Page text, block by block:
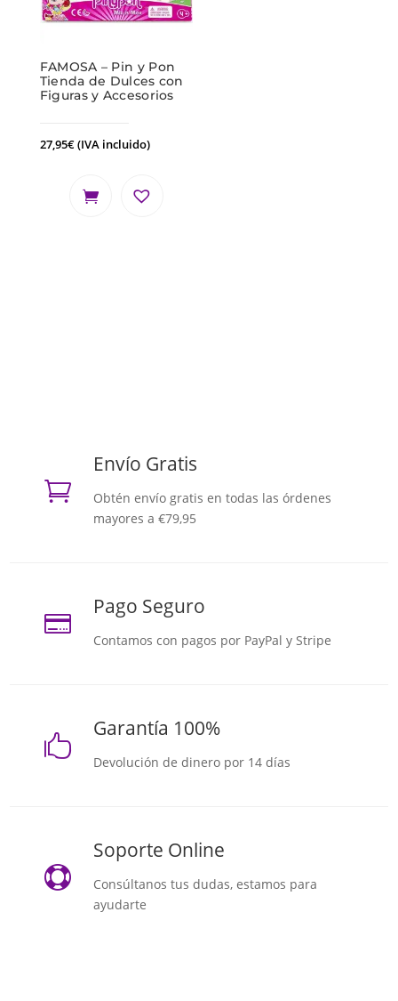
FAMOSA – Pin y Pon
Tienda de Dulces con
Figuras y Accesorios
27,95€(IVA incluido)

Envío Gratis
Obtén envío gratis en todas las órdenes
mayores a €79,95

Pago Seguro
Contamos con pagos por PayPal y Stripe

Garantía 100%
Devolución de dinero por 14 días

Soporte Online
Consúltanos tus dudas, estamos para
ayudarte